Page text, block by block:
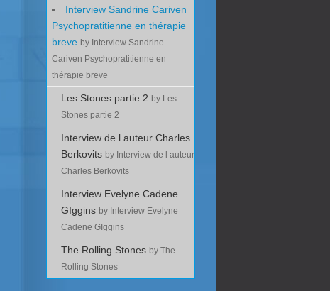
Interview Sandrine Cariven
Psychopratitienne en thérapie
breve by Interview Sandrine
Cariven Psychopratitienne en
thérapie breve
Les Stones partie 2 by Les
Stones partie 2
Interview de l auteur Charles
Berkovits by Interview de l auteur
Charles Berkovits
Interview Evelyne Cadene
GIggins by Interview Evelyne
Cadene GIggins
The Rolling Stones by The
Rolling Stones